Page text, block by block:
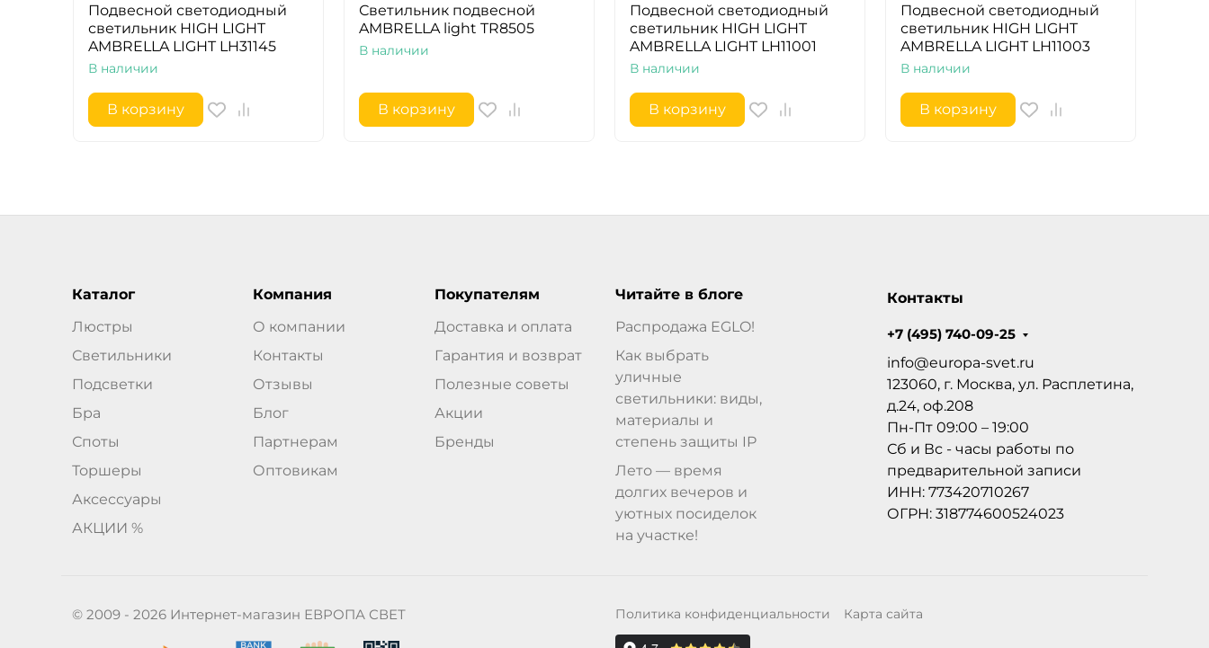
Подвесной светодиодный
светильник HIGH LIGHT
AMBRELLA LIGHT LH31145
В наличии
В корзину
Светильник подвесной
AMBRELLA light TR8505
В наличии
В корзину
Подвесной светодиодный
светильник HIGH LIGHT
AMBRELLA LIGHT LH11001
В наличии
В корзину
Подвесной светодиодный
светильник HIGH LIGHT
AMBRELLA LIGHT LH11003
В наличии
В корзину
Каталог
Люстры
Светильники
Подсветки
Бра
Споты
Торшеры
Аксессуары
АКЦИИ %
Компания
О компании
Контакты
Отзывы
Блог
Партнерам
Оптовикам
Покупателям
Доставка и оплата
Гарантия и возврат
Полезные советы
Акции
Бренды
Читайте в блоге
Распродажа EGLO!
Как выбрать
уличные
светильники: виды,
материалы и
степень защиты IP
Лето — время
долгих вечеров и
уютных посиделок
на участке!
Контакты
+7 (495) 740-09-25
info@europa-svet.ru
123060, г. Москва, ул. Расплетина,
д.24, оф.208
Пн-Пт 09:00 – 19:00
Сб и Вс - часы работы по
предварительной записи
ИНН: 773420710267
ОГРН: 318774600524023
© 2009 - 2026 Интернет-магазин ЕВРОПА СВЕТ Политика конфиденциальности Карта сайта